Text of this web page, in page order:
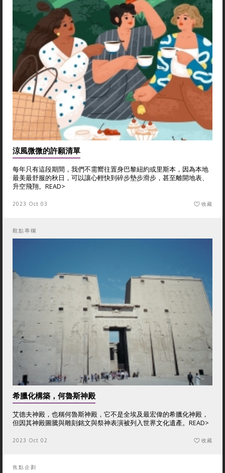
涼風微微的許願清單
每年只有這段期間，我們不需嚮往置身巴黎紐約或里斯本，因為本地
最美最舒服的秋日，可以讓心輕快到碎步墊步滑步，甚至離開地表、
升空飛翔。 READ>
2023 Oct 03 收藏
觀點專欄
希臘化構築，何魯斯神殿
艾德夫神殿，也稱何魯斯神殿，它不是全埃及最宏偉的希臘化神殿，
但因其神殿圖騰與雕刻銘文與祭神表演被列入世界文化遺產。 READ>
2023 Oct 02 收藏
焦點企劃